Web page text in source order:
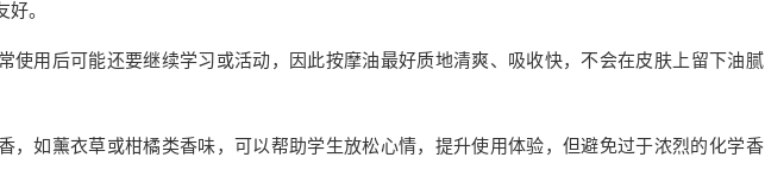
。
使用后可能还要继续学习或活动，因此按摩油最好质地清爽、吸收快，不会在皮肤上留下油腻
，如薰衣草或柑橘类香味，可以帮助学生放松心情，提升使用体验，但避免过于浓烈的化学香